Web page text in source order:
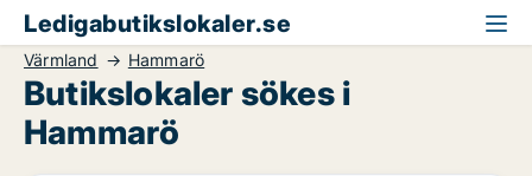
Ledigabutikslokaler.se
Värmland Hammarö
Butikslokaler sökes i
Hammarö